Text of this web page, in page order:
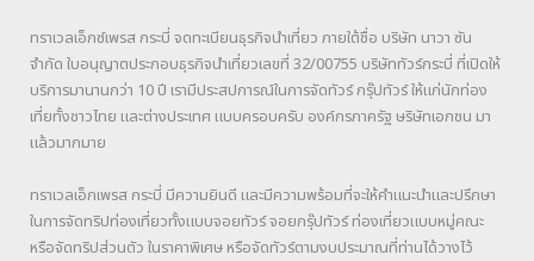
ทราเวลเอ็กซ์เพรส กระบี่ จดทะเบียนธุรกิจนำเที่ยว ภายใต้ชื่อ บริษัท นาวา ซัน
จำกัด ใบอนุญาตประกอบธุรกิจนำเที่ยวเลขที่ 32/00755 บริษัททัวร์กระบี่ ที่เปิดให้
บริการมานานกว่า 10 ปี เรามีประสปการณ์ในการจัดทัวร์ กรุ๊ปทัวร์ ให้แก่นักท่อง
เที่ยทั้งชาวไทย และต่างประเทศ แบบครอบครับ องค์กรภาครัฐ ษริษัทเอกชน มา
แล้วมากมาย
ทราเวลเอ็กเพรส กระบี่ มีความยินดี และมีความพร้อมที่จะให้คำแนะนำและปรึกษา
ในการจัดทริปท่องเที่ยวทั้งแบบจอยทัวร์ จอยกรุ๊ปทัวร์ ท่องเที่ยวแบบหมู่คณะ
หรือจัดทริปส่วนตัว ในราคาพิเศษ หรือจัดทัวร์ตามงบประมาณที่ท่านได้วางไว้